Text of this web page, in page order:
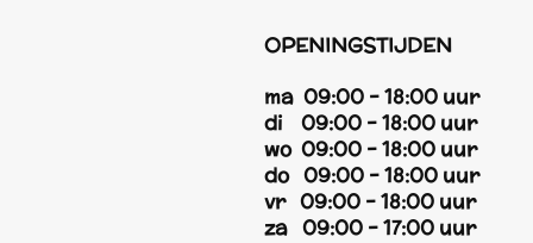
OPENINGSTIJDEN
ma 09:00 - 18:00 uur
di 09:00 - 18:00 uur
wo 09:00 - 18:00 uur
do 09:00 - 18:00 uur
vr 09:00 - 18:00 uur
za 09:00 - 17:00 uur